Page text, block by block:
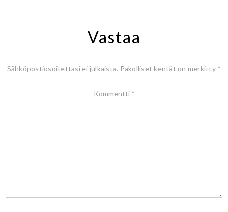
Vastaa
Sähköpostiosoitettasi ei julkaista. Pakolliset kentät on merkitty *
Kommentti *